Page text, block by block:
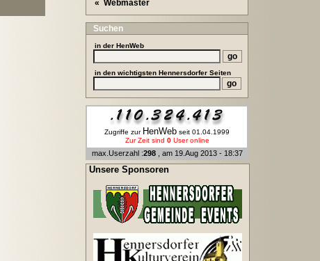
« Webmaster
Suchen
in der HenWeb
in den wichtigsten Hennersdorfer Seiten
Zugriffe zur HenWeb seit 01.04.1999
Zur Zeit sind 0User online
max.Userzahl :298 , am 19.Aug 2013 - 18:37
Unsere Sponsoren